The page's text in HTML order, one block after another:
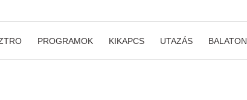
PROGRAMOK KIKAPCS UTAZÁS BALATON